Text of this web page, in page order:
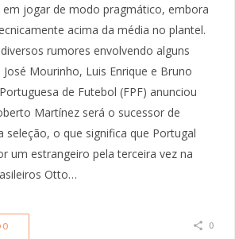
em jogar de modo pragmático, embora
acima da média no plantel.
rumores envolvendo alguns
Mourinho, Luis Enrique e Bruno
de Futebol (FPF) anunciou
Martínez será o sucessor de
seleção, o que significa que Portugal
um estrangeiro pela terceira vez na
Otto…
0